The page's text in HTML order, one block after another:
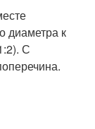
диаметра к
С